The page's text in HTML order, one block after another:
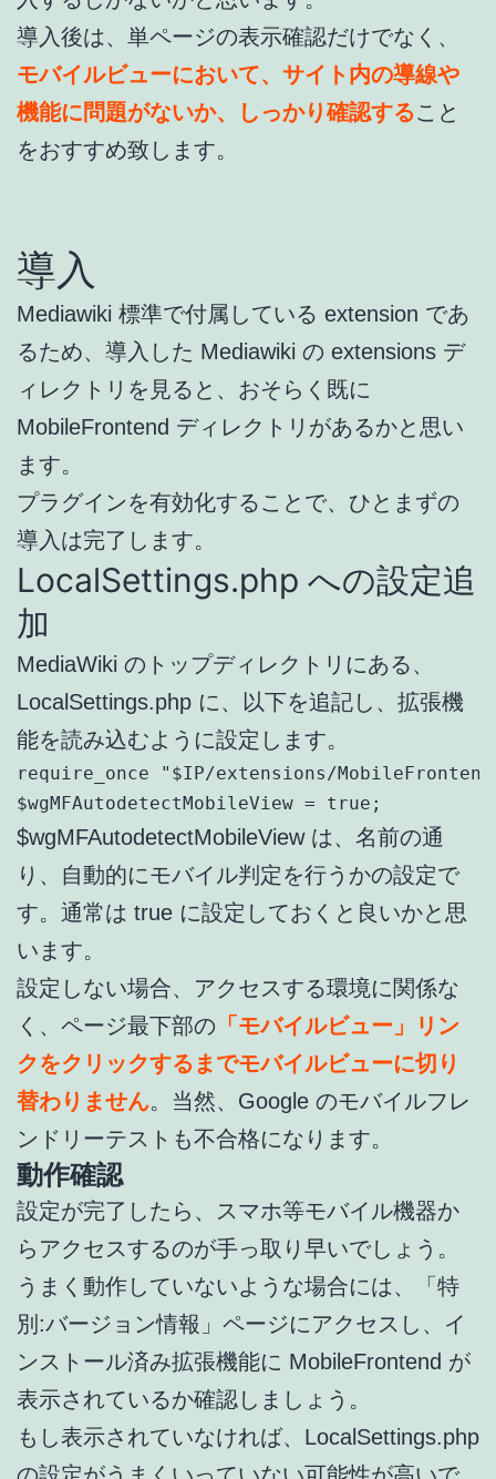
導入後は、単ページの表示確認だけでなく、
モバイルビューにおいて、サイト内の導線や
機能に問題がないか、しっかり確認すること
をおすすめ致します。
導入
Mediawiki 標準で付属している extension であ
るため、導入した Mediawiki の extensions デ
ィレクトリを見ると、おそらく既に
MobileFrontend ディレクトリがあるかと思い
ます。
プラグインを有効化することで、ひとまずの
導入は完了します。
LocalSettings.php への設定追
加
MediaWiki のトップディレクトリにある、
LocalSettings.php に、以下を追記し、拡張機
能を読み込むように設定します。
require_once "$IP/extensions/
$wgMFAutodetectMobileView = true;
$wgMFAutodetectMobileView は、名前の通
り、自動的にモバイル判定を行うかの設定で
す。通常は true に設定しておくと良いかと思
います。
設定しない場合、アクセスする環境に関係な
く、ページ最下部の 「モバイルビュー」リン
クをクリックするまでモバイルビューに切り
替わりません。当然、Google のモバイルフレ
ンドリーテストも不合格になります。
動作確認
設定が完了したら、スマホ等モバイル機器か
らアクセスするのが手っ取り早いでしょう。
うまく動作していないような場合には、「特
別:バージョン情報」ページにアクセスし、イ
ンストール済み拡張機能に MobileFrontend が
表示されているか確認しましょう。
もし表示されていなければ、LocalSettings.php
の設定がうまくいっていない可能性が高いで